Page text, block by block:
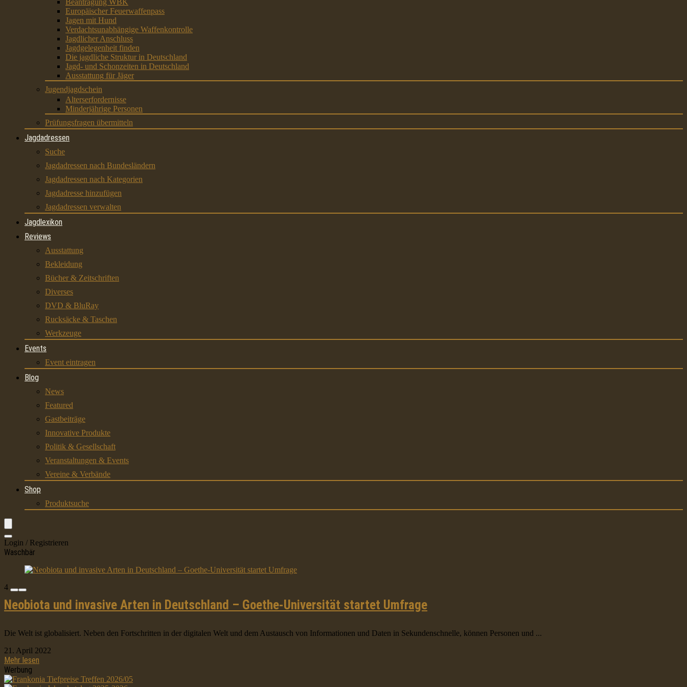
Beantragung WBK
Europäischer Feuerwaffenpass
Jagen mit Hund
Verdachtsunabhängige Waffenkontrolle
Jagdlicher Anschluss
Jagdgelegenheit finden
Die jagdliche Struktur in Deutschland
Jagd- und Schonzeiten in Deutschland
Ausstattung für Jäger
Jugendjagdschein
Alterserfordernisse
Minderjährige Personen
Prüfungsfragen übermitteln
Jagdadressen
Suche
Jagdadressen nach Bundesländern
Jagdadressen nach Kategorien
Jagdadresse hinzufügen
Jagdadressen verwalten
Jagdlexikon
Reviews
Ausstattung
Bekleidung
Bücher & Zeitschriften
Diverses
DVD & BluRay
Rucksäcke & Taschen
Werkzeuge
Events
Event eintragen
Blog
News
Featured
Gastbeiträge
Innovative Produkte
Politik & Gesellschaft
Veranstaltungen & Events
Vereine & Verbände
Shop
Produktsuche
Login / Registrieren
Waschbär
4
Neobiota und invasive Arten in Deutschland – Goethe-Universität startet Umfrage
Die Welt ist globalisiert. Neben den Fortschritten in der digitalen Welt und dem Austausch von Informationen und Daten in Sekundenschnelle, können Personen und ...
21. April 2022
Mehr lesen
Werbung